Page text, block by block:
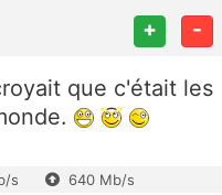
+ -
que c'était les
s 640 Mb/s